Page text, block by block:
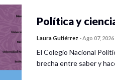
Política y
Laura Gutiérrez - Ago 07, 2026
El Colegio Nacional
brecha entre saber y